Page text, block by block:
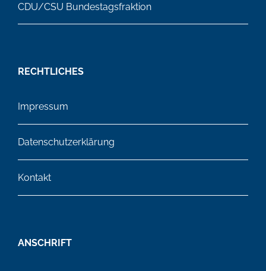
CDU/CSU Bundestagsfraktion
RECHTLICHES
Impressum
Datenschutzerklärung
Kontakt
ANSCHRIFT